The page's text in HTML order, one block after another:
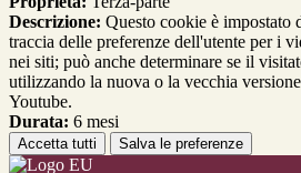
Descrizione: Questo cookie è impostato
traccia delle preferenze dell'utente per i
nei siti; può anche determinare se il
utilizzando la nuova o la vecchia
Youtube.
Durata: 6 mesi
Accetta tutti Salva le preferenze